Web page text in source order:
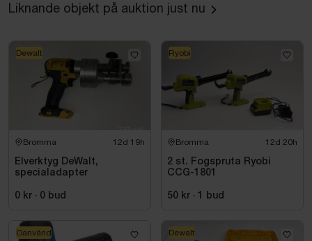
Liknande objekt på auktion just nu
Bromma 12d 19h
Elverktyg DeWalt,
specialadapter
0 kr · 0 bud
Dewalt
Bromma 12d 20h
2 st. Fogspruta Ryobi
CCG-1801
50 kr · 1 bud
Ryobi
Oanvänd Dewalt